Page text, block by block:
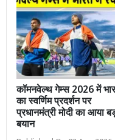
कॉमनवेल्थ गेम्स 2026 में
का स्वर्णिम प्रदर्शन पर
प्रधानमंत्री मोदी का आया
बयान